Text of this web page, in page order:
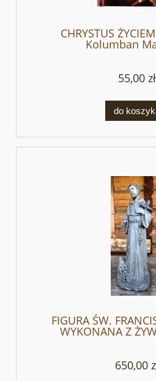
CHRYSTUS
Kolumban
55,00 zł
do
FIGURA ŚW.
WYKONANA Z
650,00